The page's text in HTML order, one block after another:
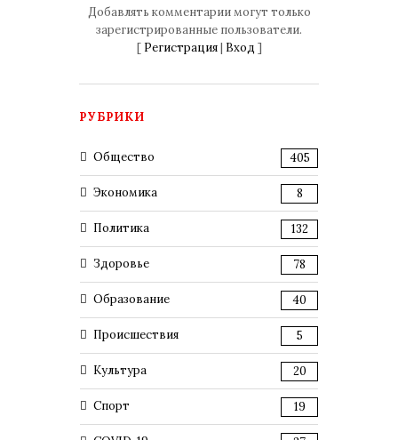
Добавлять комментарии могут только
зарегистрированные пользователи.
[ Регистрация| Вход ]
РУБРИКИ
Общество 405
Экономика 8
Политика 132
Здоровье 78
Образование 40
Происшествия 5
Культура 20
Спорт 19